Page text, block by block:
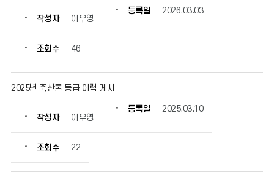
력
의
게
목,
작
작성자 이우영
등록일 2026.03.03
조회수 46
2025년 축산물 등급 이력 게시
작성자 이우영
등록일 2025.03.10
조회수 22